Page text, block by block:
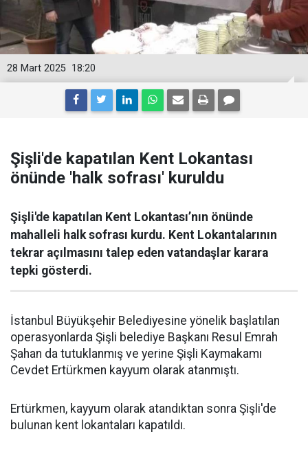
18:20
28 Mart 2025
Şişli'de kapatılan Kent Lokantası
önünde 'halk sofrası' kuruldu
Şişli'de kapatılan Kent Lokantası’nın önünde
mahalleli halk sofrası kurdu. Kent Lokantalarının
tekrar açılmasını talep eden vatandaşlar karara
tepki gösterdi.
İstanbul Büyükşehir Belediyesine yönelik başlatılan
operasyonlarda Şişli belediye Başkanı Resul Emrah
Şahan da tutuklanmış ve yerine Şişli Kaymakamı
Cevdet Ertürkmen kayyum olarak atanmıştı.
Ertürkmen, kayyum olarak atandıktan sonra Şişli'de
bulunan kent lokantaları kapatıldı.